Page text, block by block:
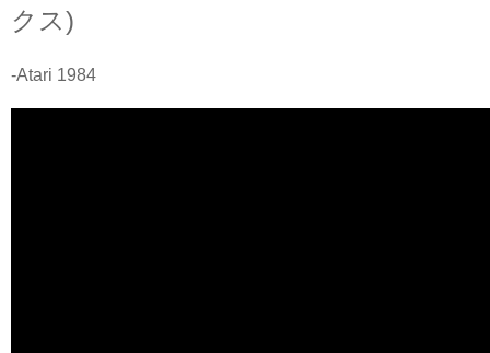
クス)
-Atari 1984